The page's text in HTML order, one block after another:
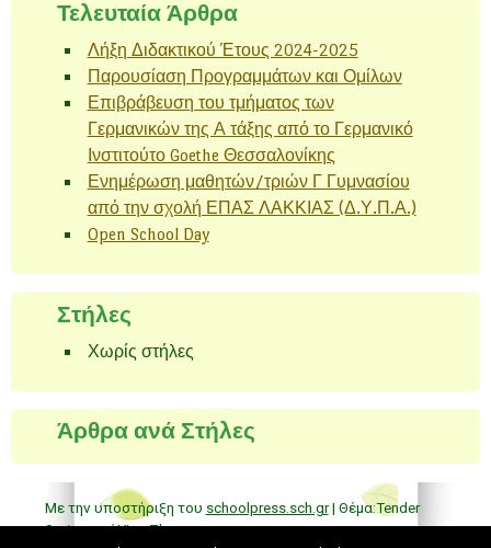
Τελευταία Άρθρα
Λήξη Διδακτικού Έτους 2024-2025
Παρουσίαση Προγραμμάτων και Ομίλων
Επιβράβευση του τμήματος των
Γερμανικών της Α τάξης από το Γερμανικό
Ινστιτούτο Goethe Θεσσαλονίκης
Ενημέρωση μαθητών/τριών Γ Γυμνασίου
από την σχολή ΕΠΑΣ ΛΑΚΚΙΑΣ (Δ.Υ.Π.Α.)
Open School Day
Στήλες
Χωρίς στήλες
Άρθρα ανά Στήλες
Με την υποστήριξη του schoolpress.sch.gr| Θέμα:Tender
Spring απόYing Zhang.